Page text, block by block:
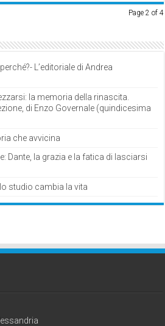
Page 2 of 4
L’editoriale di Andrea
la memoria della rinascita.
di Enzo Governale (quindicesima
che avvicina
Dante, la grazia e la fatica di lasciarsi
studio cambia la vita